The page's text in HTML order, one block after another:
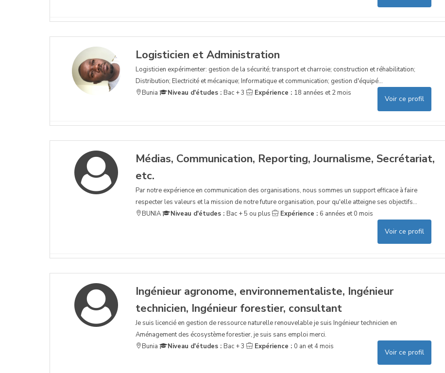
Logisticien et Administration
Logisticien expérimenter: gestion de la sécurité; transport et charroie; construction et réhabilitation;
Distribution; Electricité et mécanique; Informatique et communication; gestion d'équipé...
Bunia
Niveau d'études : Bac + 3 Expérience : 18 années et 2 mois
Voir ce profil
Médias, Communication, Reporting, Journalisme, Secrétariat,
etc.
Par notre expérience en communication des organisations, nous sommes un support efficace à faire
respecter les valeurs et la mission de notre future organisation, pour qu'elle atteigne ses objectifs...
BUNIA
Niveau d'études : Bac + 5 ou plus Expérience : 6 années et 0 mois
Voir ce profil
Ingénieur agronome, environnementaliste, Ingénieur
technicien, Ingénieur forestier, consultant
Je suis licencié en gestion de ressource naturelle renouvelable je suis Ingénieur technicien en
Aménagement des écosystème forestier, je suis sans emploi merci.
Bunia
Niveau d'études : Bac + 3 Expérience : 0 an et 4 mois
Voir ce profil